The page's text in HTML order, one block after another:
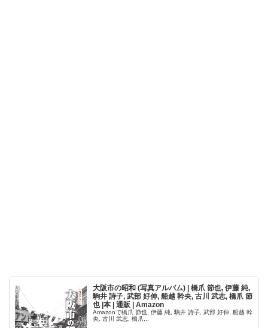
大阪市の昭和 (写真アルバム) | 橋爪 節也, 伊藤 純,
駒井 詩子, 武部 好伸, 船越 幹央, 古川 武志, 橋爪 節
也 |本 | 通販 | Amazon
Amazonで橋爪 節也, 伊藤 純, 駒井 詩子, 武部 好伸, 船越 幹
央, 古川 武志, 橋爪...